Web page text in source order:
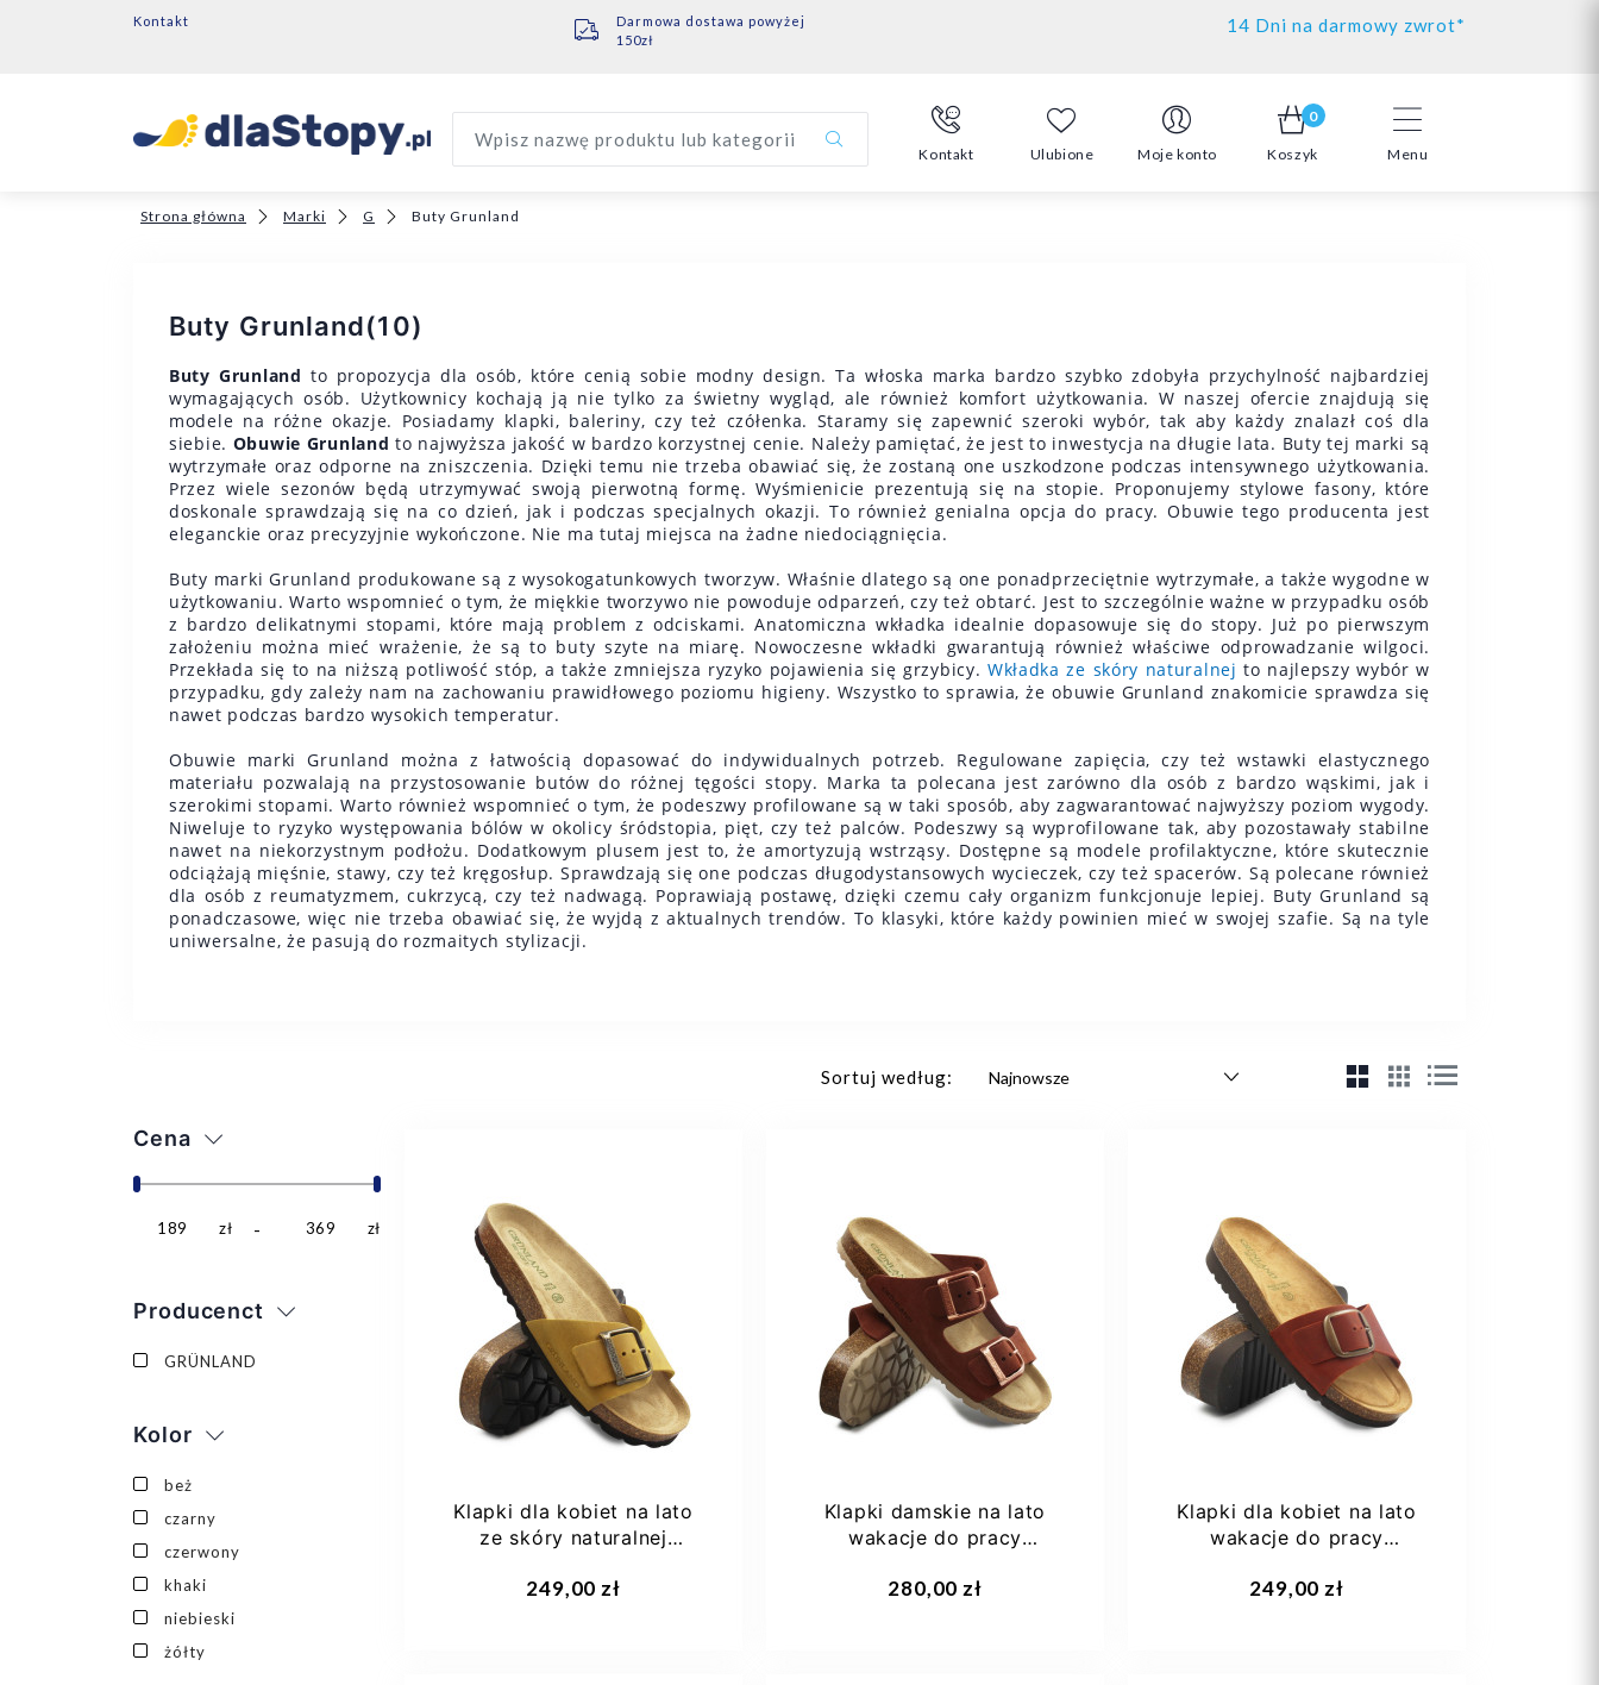
Kontakt
Darmowa dostawa powyżej
150zł
14 Dni na darmowy zwrot*
Menu
Wpisz nazwę produktu lub kategorii
Kontakt Ulubione Moje konto
0
Koszyk
Strona główna Marki G Buty Grunland
Buty Grunland(10)
Buty Grunland to propozycja dla osób, które cenią sobie modny design. Ta włoska marka bardzo szybko zdobyła przychylność najbardziej
wymagających osób. Użytkownicy kochają ją nie tylko za świetny wygląd, ale również komfort użytkowania. W naszej ofercie znajdują się
modele na różne okazje. Posiadamy klapki, baleriny, czy też czółenka. Staramy się zapewnić szeroki wybór, tak aby każdy znalazł coś dla
siebie. Obuwie Grunland to najwyższa jakość w bardzo korzystnej cenie. Należy pamiętać, że jest to inwestycja na długie lata. Buty tej marki są
wytrzymałe oraz odporne na zniszczenia. Dzięki temu nie trzeba obawiać się, że zostaną one uszkodzone podczas intensywnego użytkowania.
Przez wiele sezonów będą utrzymywać swoją pierwotną formę. Wyśmienicie prezentują się na stopie. Proponujemy stylowe fasony, które
doskonale sprawdzają się na co dzień, jak i podczas specjalnych okazji. To również genialna opcja do pracy. Obuwie tego producenta jest
eleganckie oraz precyzyjnie wykończone. Nie ma tutaj miejsca na żadne niedociągnięcia.
Buty marki Grunland produkowane są z wysokogatunkowych tworzyw. Właśnie dlatego są one ponadprzeciętnie wytrzymałe, a także wygodne w
użytkowaniu. Warto wspomnieć o tym, że miękkie tworzywo nie powoduje odparzeń, czy też obtarć. Jest to szczególnie ważne w przypadku osób
z bardzo delikatnymi stopami, które mają problem z odciskami. Anatomiczna wkładka idealnie dopasowuje się do stopy. Już po pierwszym
założeniu można mieć wrażenie, że są to buty szyte na miarę. Nowoczesne wkładki gwarantują również właściwe odprowadzanie wilgoci.
Przekłada się to na niższą potliwość stóp, a także zmniejsza ryzyko pojawienia się grzybicy. Wkładka ze skóry naturalnej to najlepszy wybór w
przypadku, gdy zależy nam na zachowaniu prawidłowego poziomu higieny. Wszystko to sprawia, że obuwie Grunland znakomicie sprawdza się
nawet podczas bardzo wysokich temperatur.
Obuwie marki Grunland można z łatwością dopasować do indywidualnych potrzeb. Regulowane zapięcia, czy też wstawki elastycznego
materiału pozwalają na przystosowanie butów do różnej tęgości stopy. Marka ta polecana jest zarówno dla osób z bardzo wąskimi, jak i
szerokimi stopami. Warto również wspomnieć o tym, że podeszwy profilowane są w taki sposób, aby zagwarantować najwyższy poziom wygody.
Niweluje to ryzyko występowania bólów w okolicy śródstopia, pięt, czy też palców. Podeszwy są wyprofilowane tak, aby pozostawały stabilne
nawet na niekorzystnym podłożu. Dodatkowym plusem jest to, że amortyzują wstrząsy. Dostępne są modele profilaktyczne, które skutecznie
odciążają mięśnie, stawy, czy też kręgosłup. Sprawdzają się one podczas długodystansowych wycieczek, czy też spacerów. Są polecane również
dla osób z reumatyzmem, cukrzycą, czy też nadwagą. Poprawiają postawę, dzięki czemu cały organizm funkcjonuje lepiej. Buty Grunland są
ponadczasowe, więc nie trzeba obawiać się, że wyjdą z aktualnych trendów. To klasyki, które każdy powinien mieć w swojej szafie. Są na tyle
uniwersalne, że pasują do rozmaitych stylizacji.
Cena
189 zł 369 zł
Producenct
GRÜNLAND
Kolor
beż
czarny
czerwony
khaki
niebieski
żółty
Sortuj według:
Klapki dla kobiet na lato
ze skóry naturalnej
249,00 zł
Klapki damskie na lato
wakacje do pracy
280,00 zł
Klapki dla kobiet na lato
wakacje do pracy
249,00 zł